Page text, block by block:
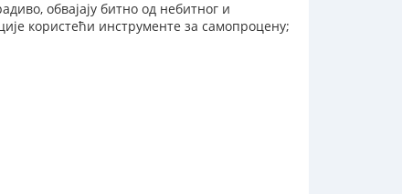
обвајају битно од небитног и
користећи инструменте за самопроцену;